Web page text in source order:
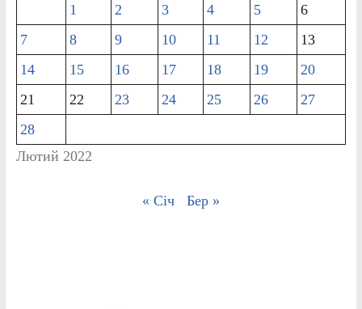
Лютий 2022
1
2 3 4 5
6
7
8 9 10 11 12
13
14
15 16 17 18 19
20
21
22 23 24 25 26
27
28
« Січ Бер »